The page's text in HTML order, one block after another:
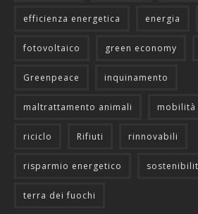
efficienza energetica energia
fotovoltaico green economy
Greenpeace inquinamento
maltrattamento animali mobilità
riciclo Rifiuti rinnovabili
risparmio energetico
terra dei fuochi